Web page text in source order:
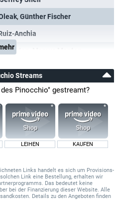
, Günther Fischer
Anchia
Barton
Streams
Pinocchio" gestreamt?
LEIHEN KAUFEN
Links handelt es sich um Provisions-
Link eine Bestellung, erhalten wir
Das bedeutet keine
bei der Finanzierung dieser Website. Alle
Details zu den Angeboten finden